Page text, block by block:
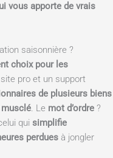
vous apporte de vrais
saisonnière ?
choix pour les
pro et un support
de plusieurs biens
. Le mot d’ordre ?
qui simplifie
perdues à jongler